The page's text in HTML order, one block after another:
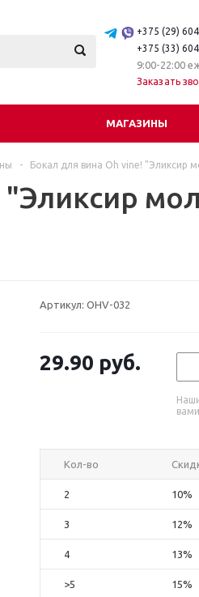
+375 (29)
+375 (33)
9:00-22:00
Заказать
МАГАЗИНЫ
- Бокал для вина Oh vine! "Эликсир
Артикул: OHV-032
29.90 руб.
Кол-во
2 10%
3 12%
4 13%
>5 15%